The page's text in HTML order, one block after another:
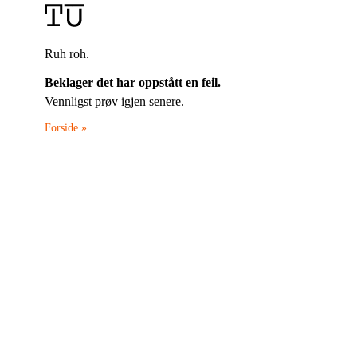
Ruh roh.
Beklager det har oppstått en feil.
Vennligst prøv igjen senere.
Forside »